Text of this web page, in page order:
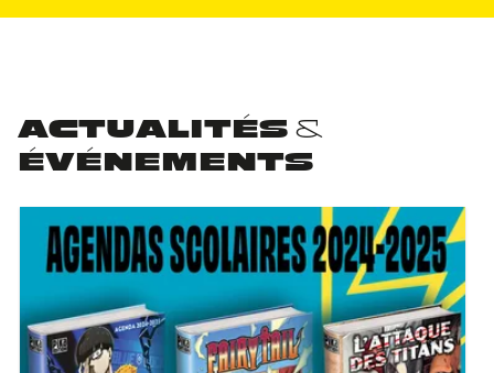
ACTUALITÉS &
ÉVÉNEMENTS